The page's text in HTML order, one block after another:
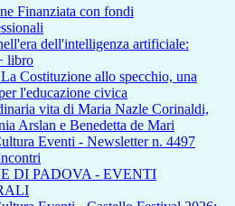
Finanziata con fondi
dell'intelligenza artificiale:
libro
Costituzione allo specchio, una
l'educazione civica
vita di Maria Nazle Corinaldi,
Arslan e Benedetta de Mari
Eventi - Newsletter n. 4497
DI PADOVA - EVENTI